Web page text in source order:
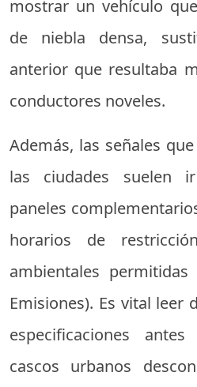
mostrar un vehículo
de niebla densa,
anterior que resultaba
conductores noveles.
Además, las señales
las ciudades suelen
paneles
horarios de
ambientales
Emisiones). Es vital leer
especificaciones
cascos urbanos